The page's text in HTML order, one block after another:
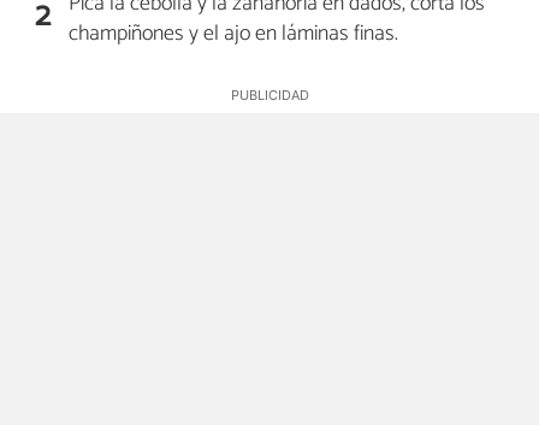
2 champiñones y el ajo en láminas finas.